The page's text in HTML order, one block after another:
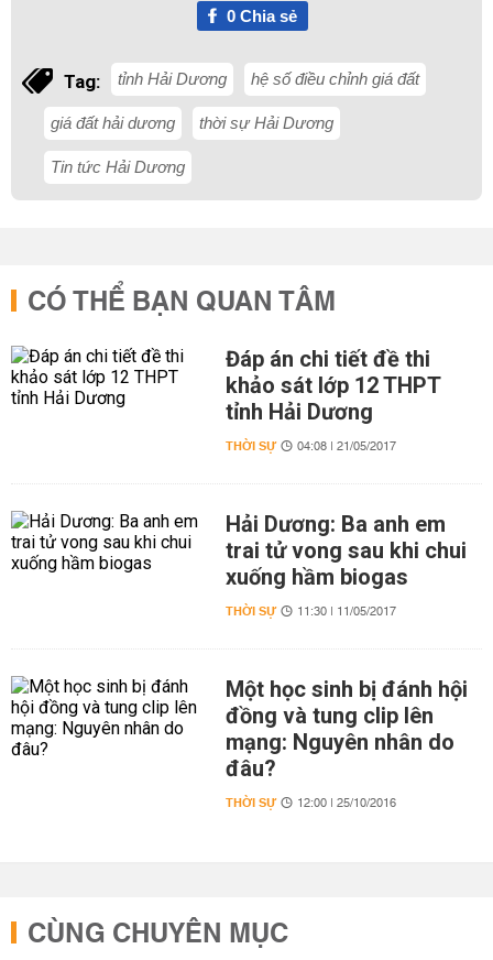
0Chia sẻ
Tag: tỉnh Hải Dương hệ số điều chỉnh giá đất
giá đất hải dương thời sự Hải Dương
Tin tức Hải Dương
CÓ THỂ BẠN QUAN TÂM
Đáp án chi tiết đề thi
khảo sát lớp 12 THPT
tỉnh Hải Dương
THỜI SỰ 04:08 | 21/05/2017
Hải Dương: Ba anh em
trai tử vong sau khi chui
xuống hầm biogas
THỜI SỰ 11:30 | 11/05/2017
Một học sinh bị đánh hội
đồng và tung clip lên
mạng: Nguyên nhân do
đâu?
THỜI SỰ 12:00 | 25/10/2016
CÙNG CHUYÊN MỤC